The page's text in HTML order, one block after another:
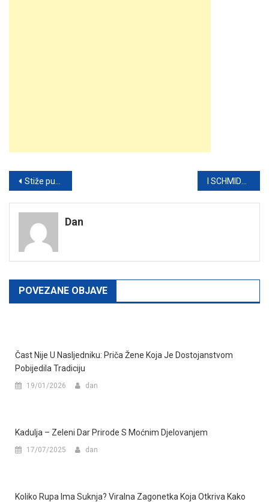
Post
navigation
Stiže pun Mjesec u Strijelcu – 11. jun je ključan, 4 znaka mijenjaju svoju sudbinu
Dan
POVEZANE OBJAVE
Čast Nije U Nasljedniku: Priča Žene Koja Je Dostojanstvom
Pobijedila Tradiciju
19/01/2026 dan
Kadulja – Zeleni Dar Prirode S Moćnim Djelovanjem
17/07/2025 dan
Koliko Rupa Ima Suknja? Viralna Zagonetka Koja Otkriva Kako